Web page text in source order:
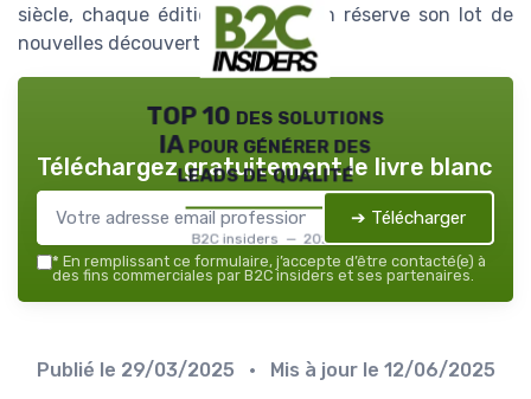
siècle, chaque édition de ce salon réserve son lot de
nouvelles découvertes.
TOP 10 des solutions
IA pour générer des
leads de qualité
B2C insiders — 2026
Téléchargez gratuitement le livre blanc
➔ Télécharger
* En remplissant ce formulaire, j’accepte d’être contacté(e) à
des fins commerciales par B2C insiders et ses partenaires.
Publié le 29/03/2025 • Mis à jour le 12/06/2025